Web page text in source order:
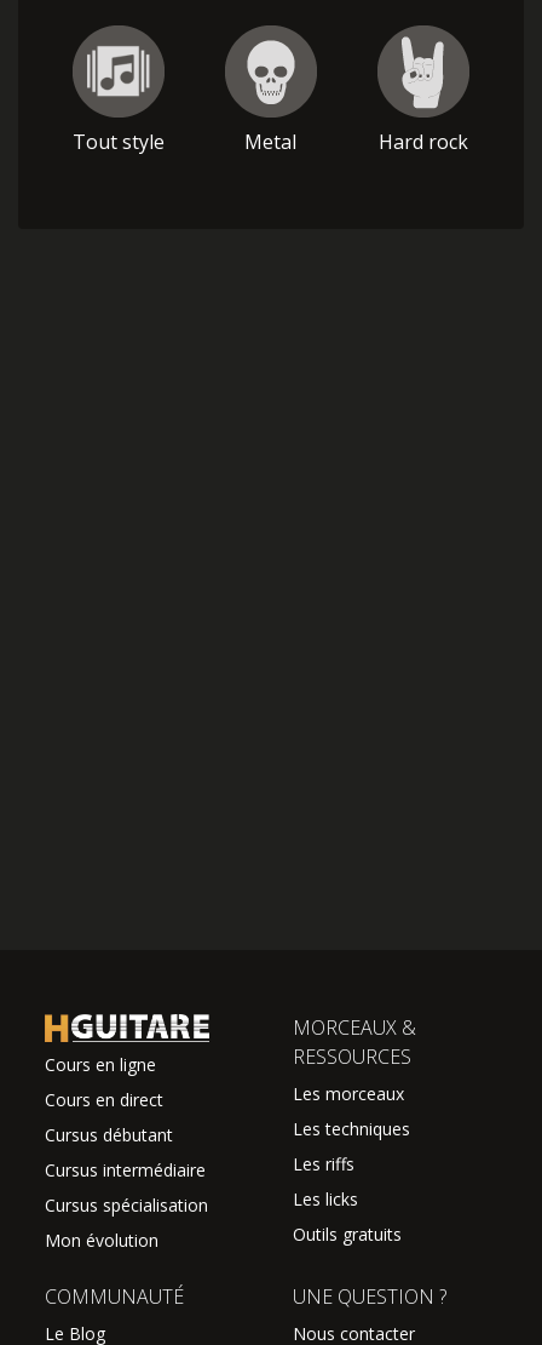
Tout style Metal Hard rock
Cours en ligne
Cours en direct
Cursus débutant
Cursus intermédiaire
Cursus spécialisation
Mon évolution
MORCEAUX &
RESSOURCES
Les morceaux
Les techniques
Les riffs
Les licks
Outils gratuits
COMMUNAUTÉ
Le Blog
UNE QUESTION ?
Nous contacter